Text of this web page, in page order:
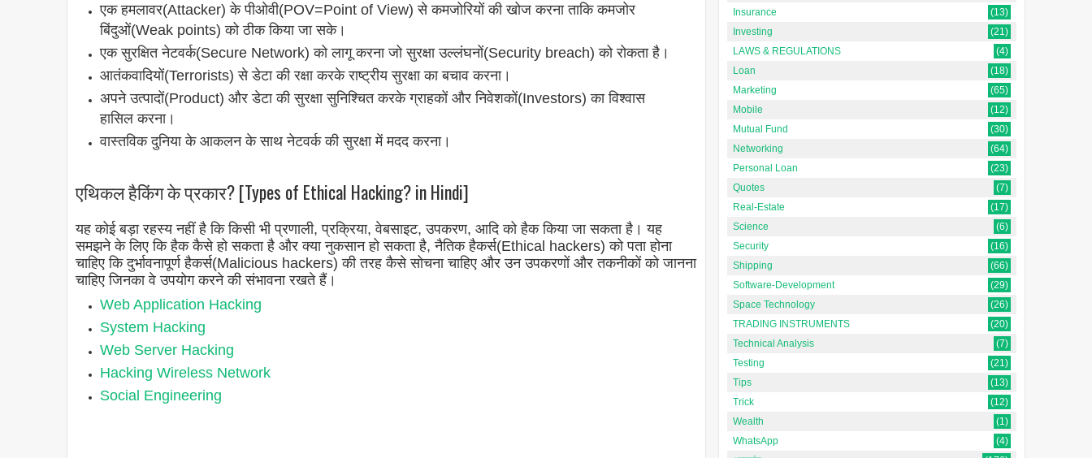
एक हमलावर(Attacker) के पीओवी(POV=Point of View) से कमजोरियों की खोज करना ताकि कमजोर
बिंदुओं(Weak points) को ठीक किया जा सके।
एक सुरक्षित नेटवर्क(Secure Network) को लागू करना जो सुरक्षा उल्लंघनों(Security breach) को रोकता है।
आतंकवादियों(Terrorists) से डेटा की रक्षा करके राष्ट्रीय सुरक्षा का बचाव करना।
अपने उत्पादों(Product) और डेटा की सुरक्षा सुनिश्चित करके ग्राहकों और निवेशकों(Investors) का विश्वास
हासिल करना।
वास्तविक दुनिया के आकलन के साथ नेटवर्क की सुरक्षा में मदद करना।
एथिकल हैकिंग के प्रकार? [Types of Ethical Hacking? in Hindi]
यह कोई बड़ा रहस्य नहीं है कि किसी भी प्रणाली, प्रक्रिया, वेबसाइट, उपकरण, आदि को हैक किया जा सकता है। यह
समझने के लिए कि हैक कैसे हो सकता है और क्या नुकसान हो सकता है, नैतिक हैकर्स(Ethical hackers) को पता होना
चाहिए कि दुर्भावनापूर्ण हैकर्स(Malicious hackers) की तरह कैसे सोचना चाहिए और उन उपकरणों और तकनीकों को जानना
चाहिए जिनका वे उपयोग करने की संभावना रखते हैं।
Web Application Hacking
System Hacking
Web Server Hacking
Hacking Wireless Network
Social Engineering
Insurance
(13)
Investing
(21)
LAWS & REGULATIONS
(4)
Loan
(18)
Marketing
(65)
Mobile
(12)
Mutual Fund
(30)
Networking
(64)
Personal Loan
(23)
Quotes
(7)
Real-Estate
(17)
Science
(6)
Security
(16)
Shipping
(66)
Software-Development
(29)
Space Technology
(26)
TRADING INSTRUMENTS
(20)
Technical Analysis
(7)
Testing
(21)
Tips
(13)
Trick
(12)
Wealth
(1)
WhatsApp
(4)